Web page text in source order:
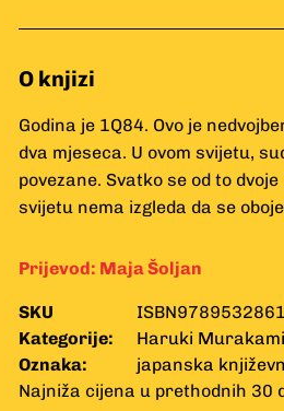
O knjizi
Godina je 1Q84. Ovo je
dva mjeseca. U ovom svijetu,
povezane. Svatko se od to
svijetu nema izgleda da se
Prijevod: Maja Šoljan
SKU
Kategorije:
Haruki Murakami
Oznaka:
japanska
Najniža cijena u prethodnih 30